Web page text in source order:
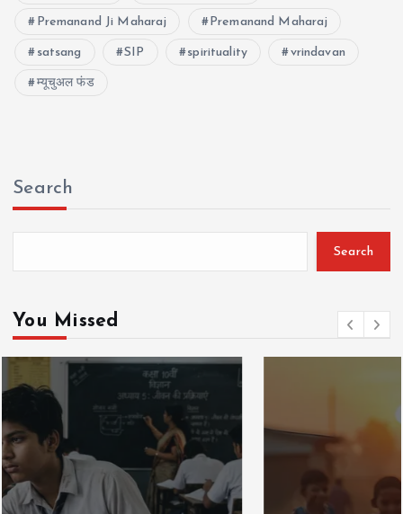
Premanand Ji Maharaj Premanand Maharaj
satsang SIP spirituality vrindavan
म्यूचुअल फंड
Search
Search
You Missed